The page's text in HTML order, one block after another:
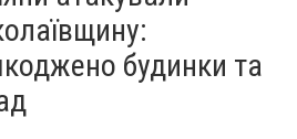
будинки та